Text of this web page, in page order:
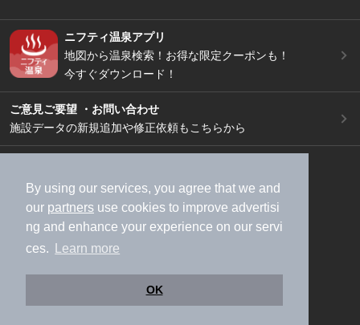
By using our services, you agree that we and
our partners use cookies to improve advertisi
ng and enhance your experience on our servi
ces.
Learn more
OK
ニフティ温泉アプリ
地図から温泉検索！お得な限定クーポンも！
今すぐダウンロード！
ご意見ご要望 ・お問い合わせ
施設データの新規追加や修正依頼もこちらから
加盟店募集（資料請求）
広告出稿のご案内
利用規約
ライフスタイルMEMBERS+規約
特定商取引法に基づく表記
ヘルプ
採用情報
運営会社